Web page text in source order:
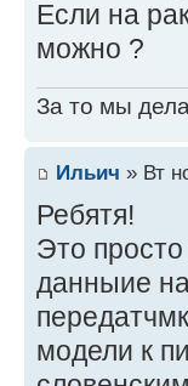
Если на
можно ?
За то мы
Ильич » Вт
Ребятя!
Это
данныие
модели к